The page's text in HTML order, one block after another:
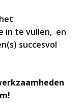
in te vullen, en
succesvol